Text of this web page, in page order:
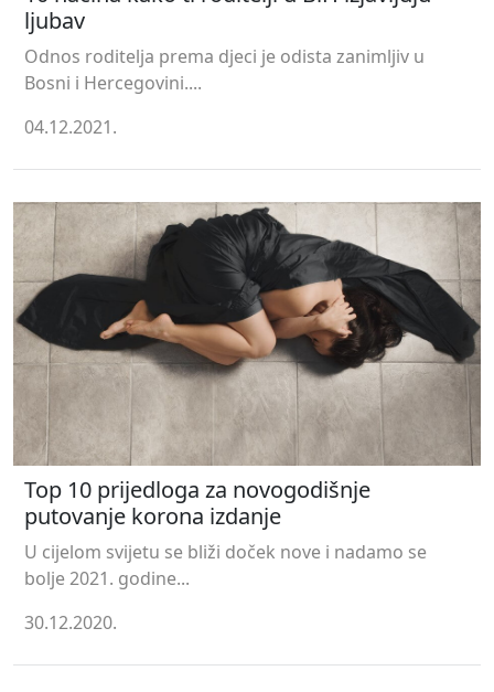
ljubav
Odnos roditelja prema djeci je odista zanimljiv u
Bosni i Hercegovini....
04.12.2021.
Top 10 prijedloga za novogodišnje
putovanje korona izdanje
U cijelom svijetu se bliži doček nove i nadamo se
bolje 2021. godine...
30.12.2020.